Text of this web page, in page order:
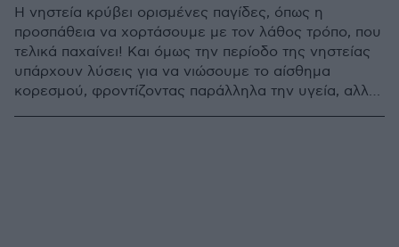
Η νηστεία κρύβει ορισμένες παγίδες, όπως η
προσπάθεια να χορτάσουμε με τον λάθος τρόπο, που
τελικά παχαίνει! Και όμως την περίοδο της νηστείας
υπάρχουν λύσεις για να νιώσουμε το αίσθημα
κορεσμού, φροντίζοντας παράλληλα την υγεία, αλλά